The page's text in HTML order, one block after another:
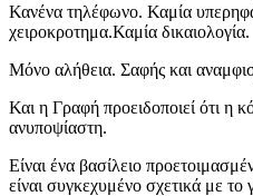
Κανένα τηλέφωνο. Καμία
χειροκροτημα.Καμία δικαιολογία.
Μόνο αλήθεια. Σαφής και
Και η Γραφή προειδοποιεί ότι η
ανυποψίαστη.
Είναι ένα βασίλειο
είναι συγκεχυμένο σχετικά με το